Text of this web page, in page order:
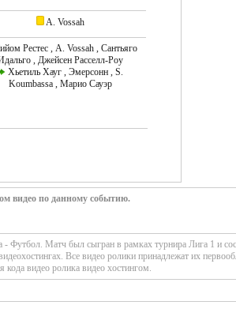
A. Vossah
Рестес , A. Vossah , Сантьяго
, Джейсен Расселл-Роу
Хьетиль Хауг , Эмерсонн , S.
Koumbassa , Марио Сауэр
видео по данному событию.
Футбол. Матч был сыгран в рамках турнира Лига 1 и
Все видео ролики принадлежат их
видео ролика видео хостингом.